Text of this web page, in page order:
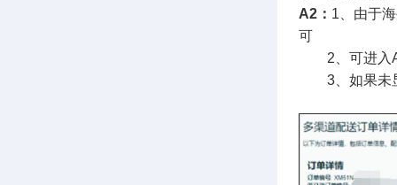
A2： 1、由于
可
2、可进入
3、如果未显